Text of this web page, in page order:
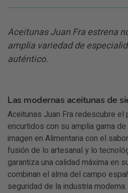
Aceitunas Juan Fra estrena
amplia variedad de
auténtico.
Las modernas aceitunas de
Aceitunas Juan Fra redescubre
encurtidos con su amplia gama
imagen en Alimentaria con el
fusión de lo artesanal y lo
garantiza una calidad máxima en
combinan el alma del campo
seguridad de la industria moderna.